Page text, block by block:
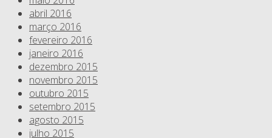
abril 2016
março 2016
fevereiro 2016
janeiro 2016
dezembro 2015
novembro 2015
outubro 2015
setembro 2015
agosto 2015
julho 2015